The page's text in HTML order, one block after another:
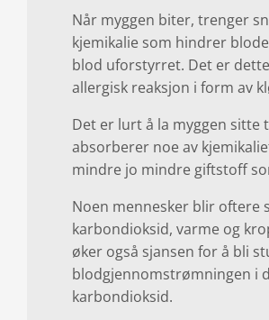
Når myggen biter, trenger
kjemikalie som hindrer
blod uforstyrret. Det er
allergisk reaksjon i form av
Det er lurt å la myggen sitte
absorberer noe av
mindre jo mindre giftstoff
Noen mennesker blir oftere
karbondioksid, varme og
øker også sjansen for å bli
blodgjennomstrømningen i
karbondioksid.